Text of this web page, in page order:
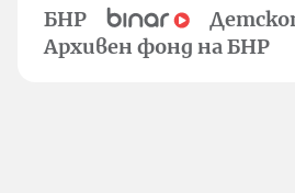
БНР
Архивен фонд на БНР